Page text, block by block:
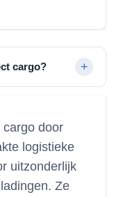
cargo?
cargo door
logistieke
uitzonderlijk
Ze